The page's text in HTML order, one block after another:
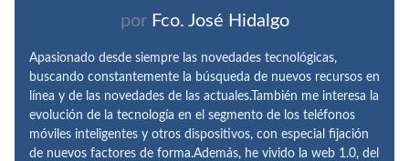
por Fco. José Hidalgo
Apasionado desde siempre las novedades tecnológicas,
buscando constantemente la búsqueda de nuevos recursos en
línea y de las novedades de las actuales.También me interesa la
evolución de la tecnología en el segmento de los teléfonos
móviles inteligentes y otros dispositivos, con especial fijación
de nuevos factores de forma.Además, he vivido la web 1.0, del